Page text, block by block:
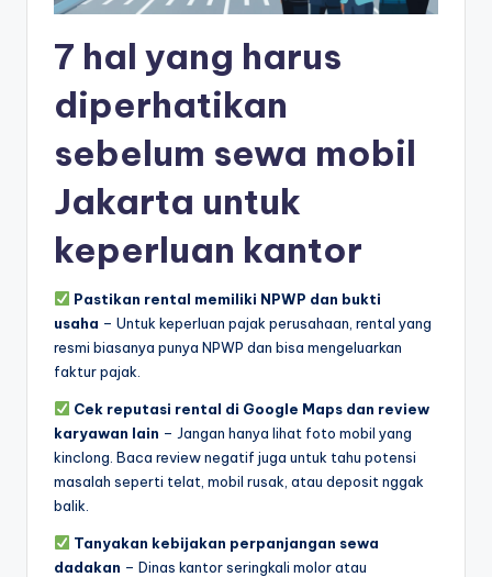
7 hal yang harus
diperhatikan
sebelum sewa mobil
Jakarta untuk
keperluan kantor
Pastikan rental memiliki NPWP dan bukti
usaha – Untuk keperluan pajak perusahaan, rental yang
resmi biasanya punya NPWP dan bisa mengeluarkan
faktur pajak.
Cek reputasi rental di Google Maps dan review
karyawan lain – Jangan hanya lihat foto mobil yang
kinclong. Baca review negatif juga untuk tahu potensi
masalah seperti telat, mobil rusak, atau deposit nggak
balik.
Tanyakan kebijakan perpanjangan sewa
dadakan – Dinas kantor seringkali molor atau